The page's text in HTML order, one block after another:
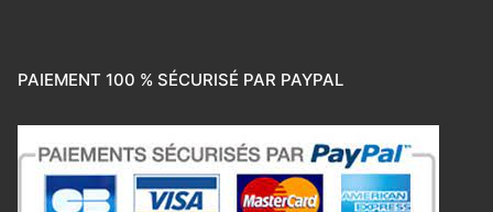
PAIEMENT 100 % SÉCURISÉ PAR PAYPAL